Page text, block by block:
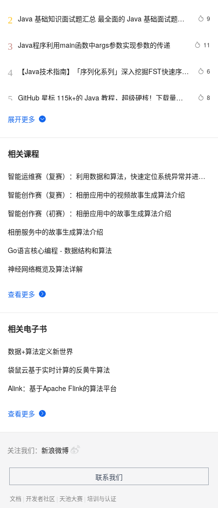
2 Java 基础知识面试题汇总 最全面的 Java 基础面试题整
9
3 Java程序利用main函数中args参数实现参数的传递 11
4
【Java技术指南】「序列化系列」深入挖掘FST快速序列
6
5 GitHub 星标 115k+的 Java 教程，超级硬核！下载量突
8
6 [Java 基础]数组
7 2. Java中的垃圾收集 - GC参考手册
8 poj-1503-java大数相加 621
10java 中的多线程   内部类实现 数据共享 和 Runnable
相关课程
查看更多
智能运维赛（复赛）：利用数据和算法，快速定位系统异常并进行根因分析
智能创作赛（复赛）：相册应用中的视频故事生成算法介绍
智能创作赛（初赛）：相册应用中的故事生成算法介绍
相册服务中的故事生成算法介绍
Go语言核心编程 - 数据结构和算法
神经网络概览及算法详解
相关电子书
查看更多
数据+算法定义新世界
袋鼠云基于实时计算的反黄牛算法
Alink：基于Apache Flink的算法平台
关注我们： 新浪微博
联系我们
文档 | 开发者社区 | 天池大赛 | 培训与认证